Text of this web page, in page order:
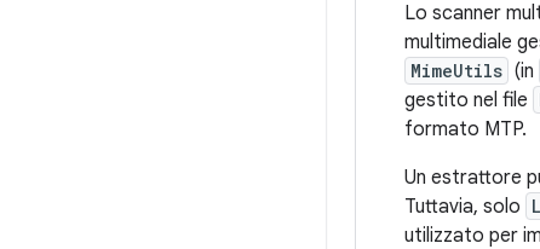
Lo scanner
multimediale
MimeUtils (in
gestito nel file
formato MTP.
Un estrattore
Tuttavia, solo
utilizzato per